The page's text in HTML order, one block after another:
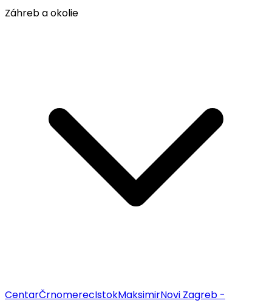
Záhreb a okolie
CentarČrnomerecIstokMaksimirNovi Zagreb -